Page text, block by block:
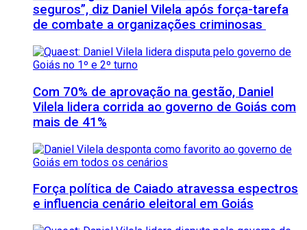
seguros”, diz Daniel Vilela após força-tarefa
de combate a organizações criminosas
Com 70% de aprovação na gestão, Daniel
Vilela lidera corrida ao governo de Goiás com
mais de 41%
Força política de Caiado atravessa espectros
e influencia cenário eleitoral em Goiás